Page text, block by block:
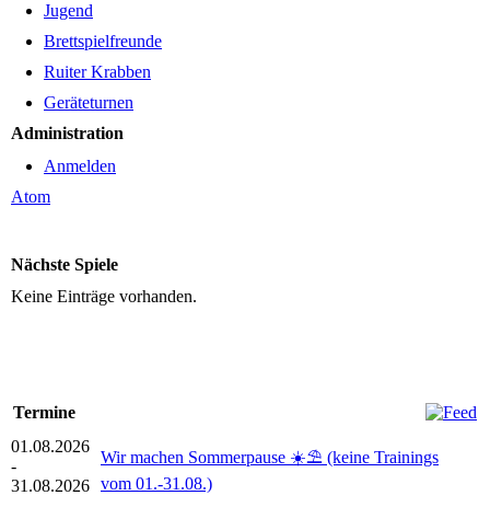
Jugend
Brettspielfreunde
Ruiter Krabben
Geräteturnen
Administration
Anmelden
Atom
Nächste Spiele
Keine Einträge vorhanden.
Termine
01.08.2026
-
31.08.2026
Wir machen Sommerpause ☀️⛱️ (keine Trainings
vom 01.-31.08.)